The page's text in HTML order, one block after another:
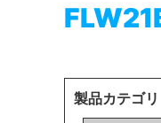
製品カテゴリ